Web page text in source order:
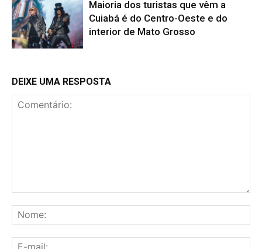
Maioria dos turistas que vêm a
Cuiabá é do Centro-Oeste e do
interior de Mato Grosso
DEIXE UMA RESPOSTA